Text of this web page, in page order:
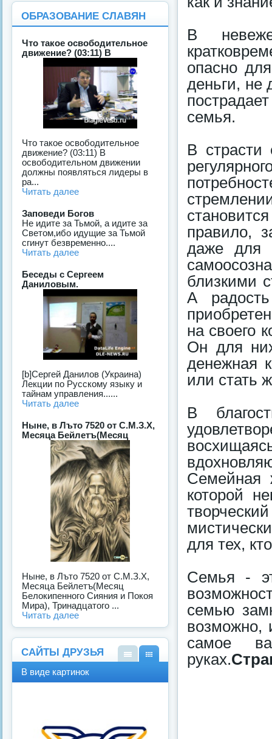
В
опасно
деньги, не
семья.
В страсти
правило,
даже для
близкими
А
на своего
Он для
денежная
или стать
В
Семейная
которой
для тех,
Семья -
семью
возможно,
самое
руках.
ОБРАЗОВАНИЕ СЛАВЯН
Что такое освободительное
движение? (03:11) В
Что такое освободительное
движение? (03:11) В
освободительном движении
должны появляться лидеры в
ра...
Читать далее
Заповеди Богов
Не идите за Тьмой, а идите за
Светом,ибо идущие за Тьмой
сгинут безвременно....
Читать далее
Беседы с Сергеем
Даниловым.
[b]Сергей Данилов (Украина)
Лекции по Русскому языку и
тайнам управления......
Читать далее
Ныне, в Лъто 7520 от С.М.З.Х,
Месяца Бейлетъ(Месяц
Ныне, в Лъто 7520 от С.М.З.Х,
Месяца Бейлетъ(Месяц
Белокипенного Сияния и Покоя
Мира), Тринадцатого ...
Читать далее
САЙТЫ ДРУЗЬЯ
В виде картинок